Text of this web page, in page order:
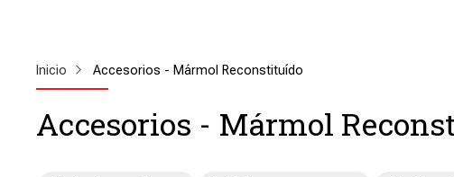
Inicio Accesorios - Mármol Reconstituído
Accesorios - Mármol